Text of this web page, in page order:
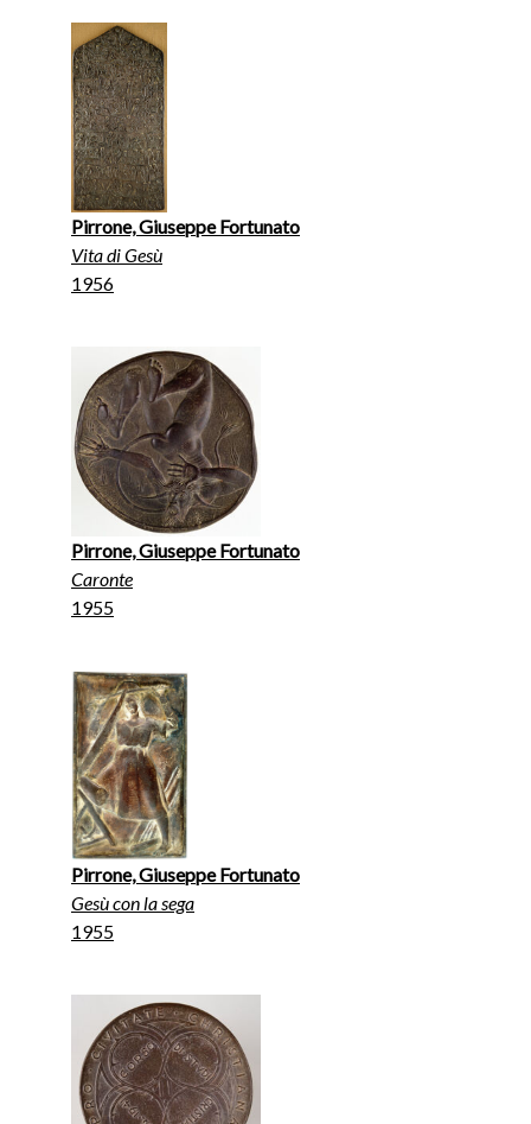
Pirrone, Giuseppe Fortunato
Vita di Gesù
1956
Pirrone, Giuseppe Fortunato
Caronte
1955
Pirrone, Giuseppe Fortunato
Gesù con la sega
1955